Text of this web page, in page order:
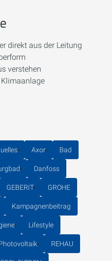
direkt aus der Leitung
verstehen
Axor Bad
Danfoss
GEBERIT GROHE
Kampagnenbeitrag
Lifestyle
REHAU